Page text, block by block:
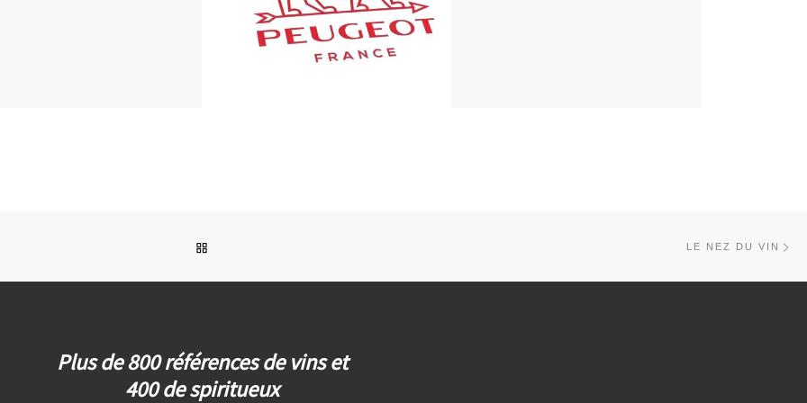
LE NEZ DU VIN
Plus de 800 références de vins et
400 de spiritueux